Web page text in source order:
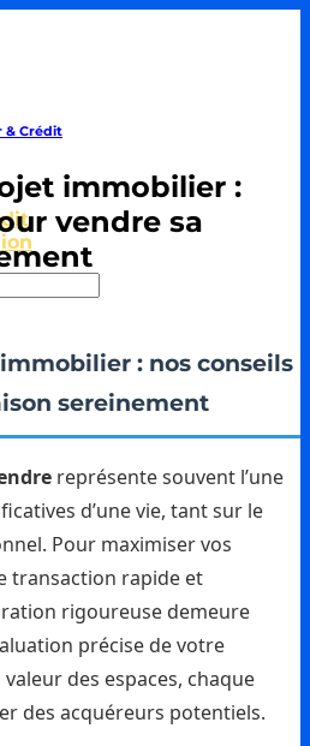
& Crédit
immobilier :
vendre sa
: nos conseils
sereinement
représente souvent l’une
d’une vie, tant sur le
Pour maximiser vos
transaction rapide et
rigoureuse demeure
précise de votre
des espaces, chaque
des acquéreurs potentiels.